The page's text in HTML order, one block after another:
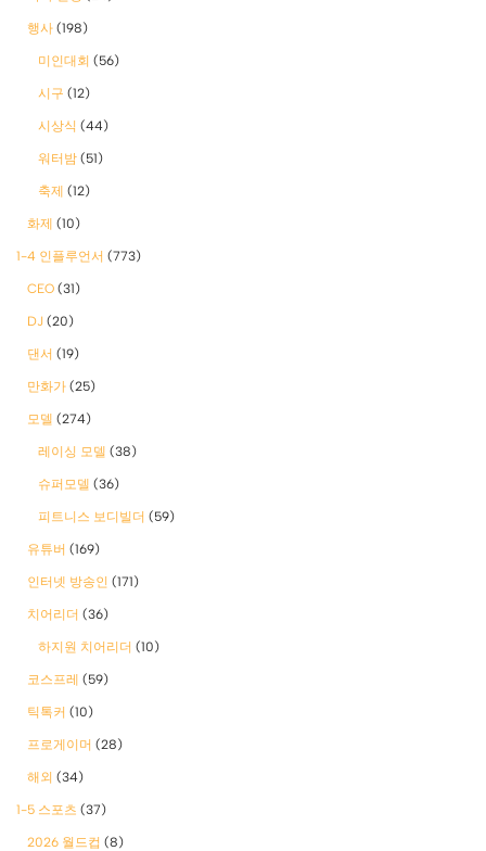
행사 (198)
미인대회 (56)
시구 (12)
시상식 (44)
워터밤 (51)
축제 (12)
화제 (10)
1-4 인플루언서 (773)
CEO (31)
DJ (20)
댄서 (19)
만화가 (25)
모델 (274)
레이싱 모델 (38)
슈퍼모델 (36)
피트니스 보디빌더 (59)
유튜버 (169)
인터넷 방송인 (171)
치어리더 (36)
하지원 치어리더 (10)
코스프레 (59)
틱톡커 (10)
프로게이머 (28)
해외 (34)
1-5 스포츠 (37)
2026 월드컵 (8)